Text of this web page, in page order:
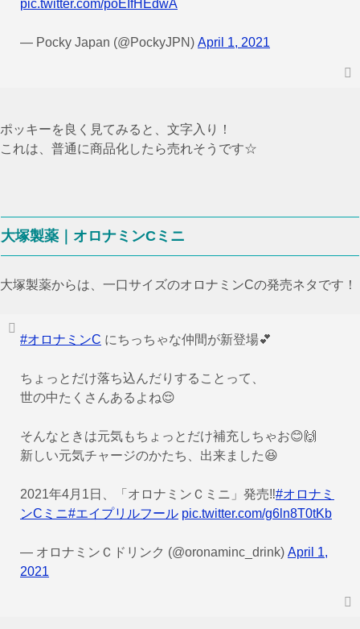
pic.twitter.com/poEIfHEdwA
— Pocky Japan (@PockyJPN) April 1, 2021
ポッキーを良く見てみると、文字入り！
これは、普通に商品化したら売れそうです☆
大塚製薬｜オロナミンCミニ
大塚製薬からは、一口サイズのオロナミンCの発売ネタです！
#オロナミンC にちっちゃな仲間が新登場💕
ちょっとだけ落ち込んだりすることって、
世の中たくさんあるよね😌
そんなときは元気もちょっとだけ補充しちゃお😊🙌
新しい元気チャージのかたち、出来ました😆
2021年4月1日、「オロナミンＣミニ」発売‼️#オロナミ
ンCミニ#エイプリルフール pic.twitter.com/g6ln8T0tKb
— オロナミンＣドリンク (@oronaminc_drink) April 1,
2021